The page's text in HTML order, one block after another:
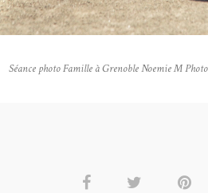
Séance photo Famille à Grenoble Noemie M